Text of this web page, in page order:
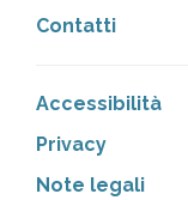
Contatti
Accessibilità
Privacy
Note legali